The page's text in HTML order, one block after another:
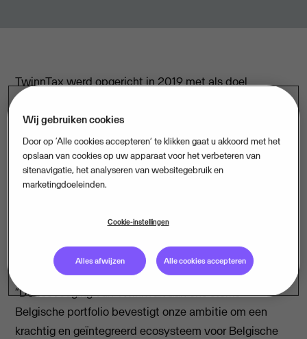
TwinnTax werd opgericht in 2019 met als doel
repetitieve taken voor accountants te automatiseren,
en hun inkomstenstromen te diversifiëren. TwinnTax
levert vandaag oplossingen aan meer dan 1.200
boekhoudkantoren verspreid over heel België. Met
deze overname breidt Visma zijn aanbod voor kleinere
andere loonfiches en fiscale aangiftes zoals fiches 281
Joris Dresselaers, Business Area Director bij Visma:
“De toevoeging van TwinnTax aan ons sterke
Belgische portfolio bevestigt onze ambitie om een
krachtig en geïntegreerd ecosysteem voor Belgische
Wij gebruiken cookies
Door op ‘Alle cookies accepteren’ te klikken gaat u akkoord met het
opslaan van cookies op uw apparaat voor het verbeteren van
sitenavigatie, het analyseren van websitegebruik en
marketingdoeleinden.
Cookie-instellingen
Alles afwijzen Alle cookies accepteren